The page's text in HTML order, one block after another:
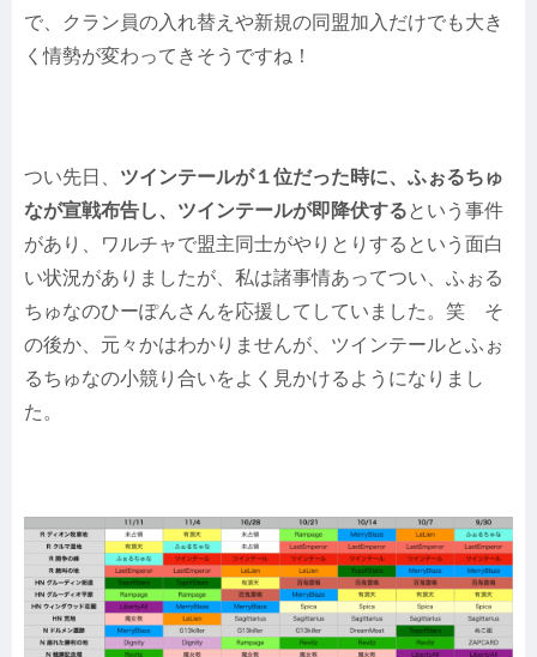
で、クラン員の入れ替えや新規の同盟加入だけでも大き
く情勢が変わってきそうですね！
つい先日、 ツインテールが１位だった時に、ふぉるちゅ
なが宣戦布告し、ツインテールが即降伏するという事件
があり、ワルチャで盟主同士がやりとりするという面白
い状況がありましたが、私は諸事情あってつい、ふぉる
ちゅなのひーぽんさんを応援してしていました。笑 そ
の後か、元々かはわかりませんが、ツインテールとふぉ
るちゅなの小競り合いをよく見かけるようになりまし
た。